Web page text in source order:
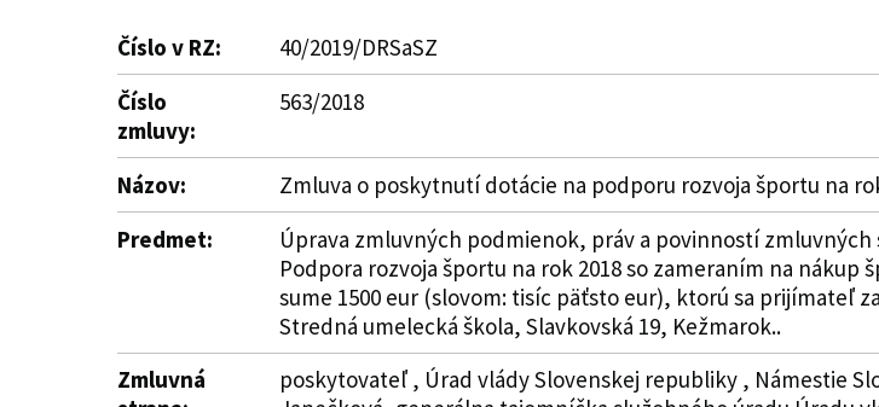
Číslo v RZ:
40/2019/DRSaSZ
Číslo
zmluvy:
563/2018
Názov:
Zmluva o poskytnutí dotácie na podporu rozvoja športu na
Predmet:
Úprava zmluvných podmienok, práv a povinností
Podpora rozvoja športu na rok 2018 so zameraním na
sume 1500 eur (slovom: tisíc päťsto eur), ktorú sa prijímateľ
Stredná umelecká škola, Slavkovská 19, Kežmarok..
Zmluvná
poskytovateľ , Úrad vlády Slovenskej republiky , Námestie